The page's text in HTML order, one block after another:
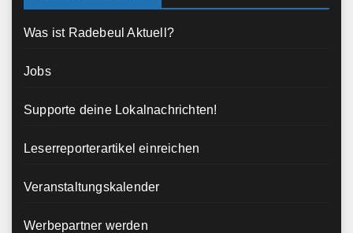
Was ist Radebeul Aktuell?
Jobs
Supporte deine Lokalnachrichten!
Leserreporterartikel einreichen
Veranstaltungskalender
Werbepartner werden